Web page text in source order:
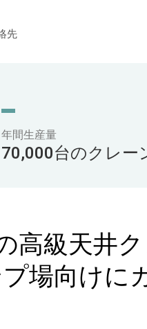
先
年間生産量
70,000台のクレー
高級天井
場向けに